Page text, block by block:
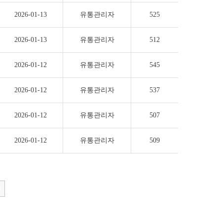
2026-01-13 유통관리자 525
2026-01-13 유통관리자 512
2026-01-12 유통관리자 545
2026-01-12 유통관리자 537
2026-01-12 유통관리자 507
2026-01-12 유통관리자 509